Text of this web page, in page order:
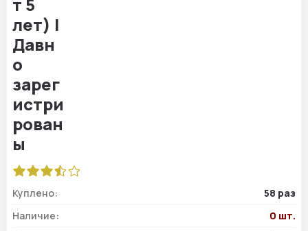
Куплено:
58 раз
Наличие:
0 шт.